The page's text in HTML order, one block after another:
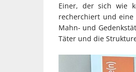
Einer, der sich wie
recherchiert und
Mahn- und
Täter und die